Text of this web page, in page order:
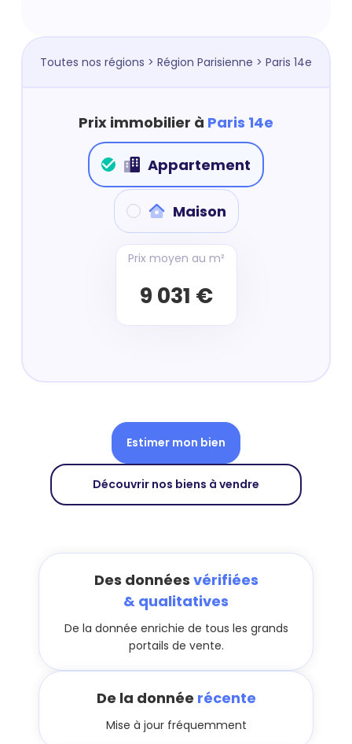
Toutes nos régions > Région Parisienne > Paris 14e
Prix immobilier à Paris 14e
Appartement
Maison
Prix moyen au m²
9 031 €
Estimer mon bien
Découvrir nos biens à vendre
Des données vérifiées
& qualitatives
De la donnée enrichie de tous les grands
portails de vente.
De la donnée récente
Mise à jour fréquemment